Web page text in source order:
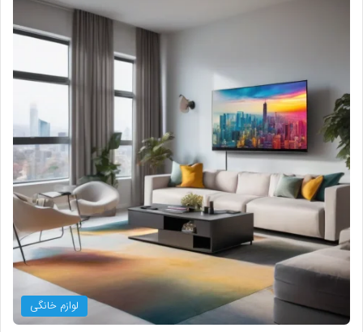
لوازم خانگی